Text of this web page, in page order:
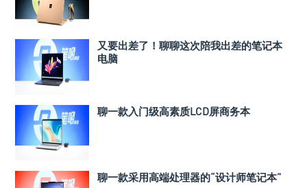
又要出差了！聊聊这次陪我出差的笔记本
电脑
聊一款入门级高素质LCD屏商务本
聊一款采用高端处理器的“设计师笔记本”